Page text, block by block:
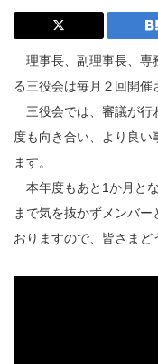
理事長、副理事長、専
る三役会は毎月２回開催
三役会では、審議が行
度も向き合い、より良
ます。
本年度もあと1か月と
まで気を抜かずメンバ
おりますので、皆さまど